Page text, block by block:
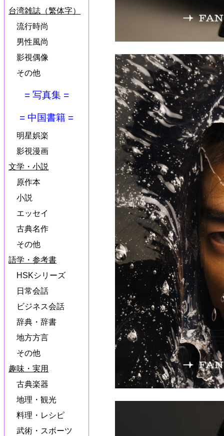
台湾雑誌（繁体字）
流行時尚
男性風尚
影視偶像
その他
= 写真集 =
= 中国書籍 =
明星娯楽
影視漫画
文学・小説
原作本
小説
エッセイ
古典名作
その他
語学・参考書
HSKシリーズ
日常会話
ビジネス会話
辞典・辞書
地方方言
その他
趣味・実用
古典楽器
地理・観光
料理・レシピ
武術・スボーツ